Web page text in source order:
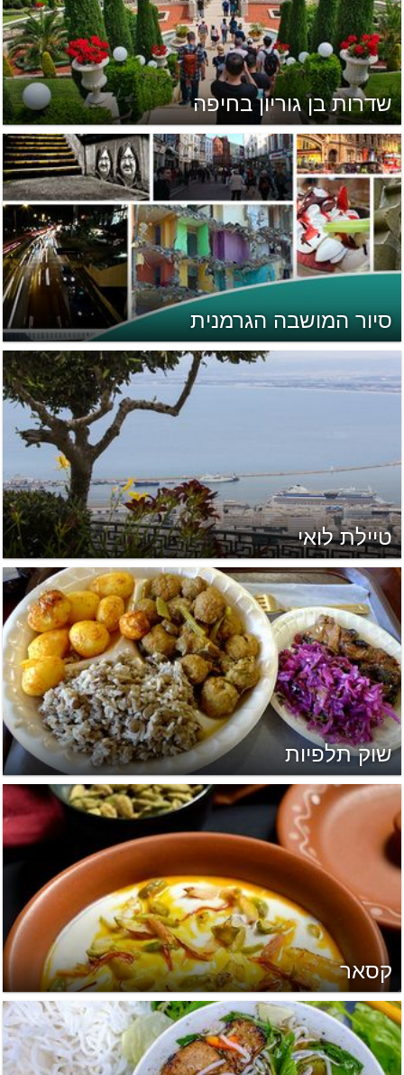
שדרות בן גוריון בחיפה
סיור המושבה הגרמנית
טיילת לואי
שוק תלפיות
קסאר